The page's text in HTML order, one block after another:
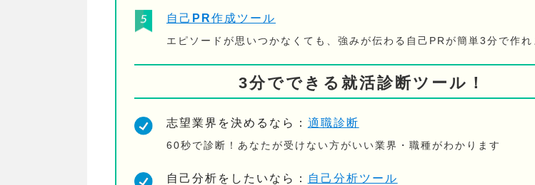
自己PR作成ツール
エピソードが思いつかなくても、強みが伝わる自己PRが簡単3分で作れ
3分でできる就活診断ツール！
志望業界を決めるなら： 適職診断
60秒で診断！あなたが受けない方がいい業界・職種がわかります
自己分析をしたいなら： 自己分析ツール